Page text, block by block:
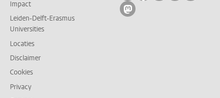
Impact
Leiden-Delft-Erasmus
Universities
Locaties
Disclaimer
Cookies
Privacy
Volg ons op mastodon